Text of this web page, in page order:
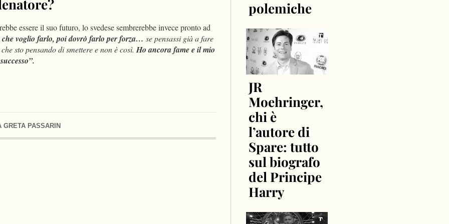
GRETA PASSARIN
essere il suo futuro, lo svedese sembrerebbe invece pronto ad
che voglio farlo, poi dovrò farlo per forza… se pensassi già a fare
sto pensando di smettere e non è così.Ho ancora fame e il mio
polemiche
JR
Moehringer,
chi è
l’autore di
Spare: tutto
sul biografo
del Principe
Harry